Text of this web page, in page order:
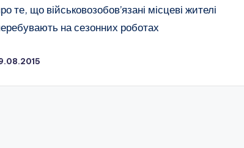
те, що військовозобов’язані місцеві жителі
на сезонних роботах